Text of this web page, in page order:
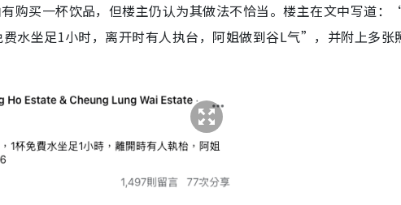
购买一杯饮品，但楼主仍认为其做法不恰当。楼主在文中写道：
水坐足1小时，离开时有人执台，阿姐做到谷L气”，并附上多张